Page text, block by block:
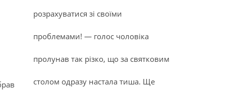
розрахуватися зі своїми
проблемами! — голос чоловіка
пролунав так різко, що за святковим
столом одразу настала тиша. Ще